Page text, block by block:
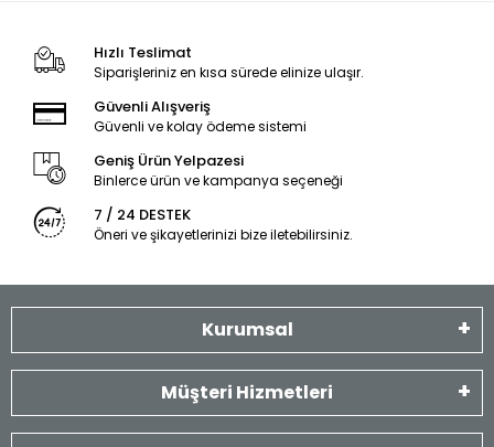
Hızlı Teslimat
Siparişleriniz en kısa sürede elinize ulaşır.
Güvenli Alışveriş
Güvenli ve kolay ödeme sistemi
Geniş Ürün Yelpazesi
Binlerce ürün ve kampanya seçeneği
7 / 24 DESTEK
Öneri ve şikayetlerinizi bize iletebilirsiniz.
Kurumsal
Müşteri Hizmetleri